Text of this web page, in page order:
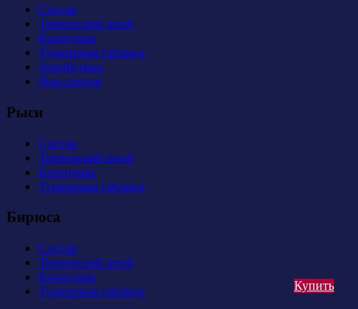
Купить
Состав
Тренерский штаб
Календарь
Турнирная таблица
Атрибутика
Фан-сектор
Рыси
Состав
Тренерский штаб
Календарь
Турнирная таблица
Бирюса
Состав
Тренерский штаб
Календарь
Турнирная таблица